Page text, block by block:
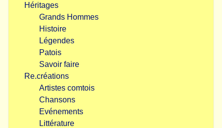
Héritages
Grands Hommes
Histoire
Légendes
Patois
Savoir faire
Re.créations
Artistes comtois
Chansons
Evénements
Littérature